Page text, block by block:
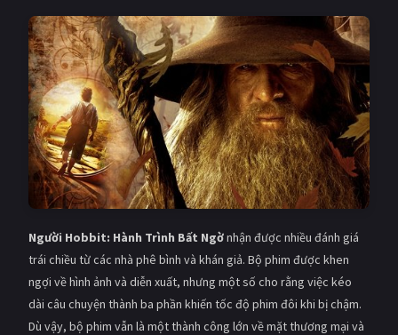
Người Hobbit: Hành Trình Bất Ngờnhận được nhiều đánh giá
trái chiều từ các nhà phê bình và khán giả. Bộ phim được khen
ngợi về hình ảnh và diễn xuất, nhưng một số cho rằng việc kéo
dài câu chuyện thành ba phần khiến tốc độ phim đôi khi bị chậm.
Dù vậy, bộ phim vẫn là một thành công lớn về mặt thương mại và